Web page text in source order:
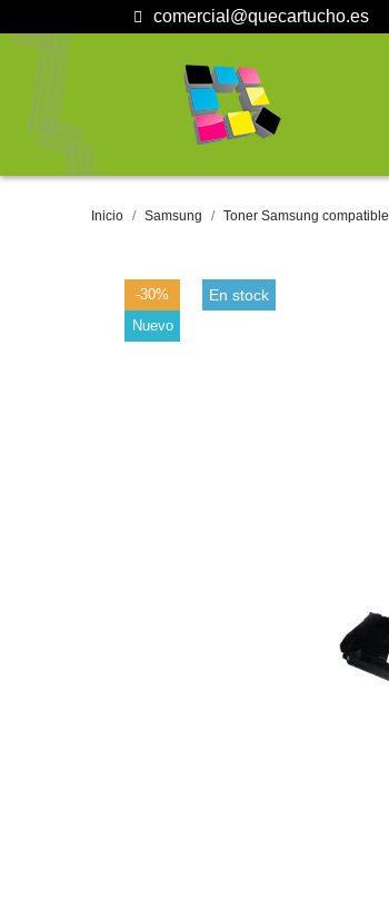
comercial@quecartucho.es
Inicio Samsung Toner Samsung compatible
-30%
Nuevo
En stock